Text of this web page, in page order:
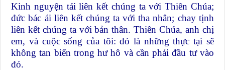
Kinh nguyện tái liên kết chúng ta với Thiên Chúa;
đức bác ái liên kết chúng ta với tha nhân; chay tịnh
liên kết chúng ta với bản thân. Thiên Chúa, anh chị
em, và cuộc sống của tôi: đó là những thực tại sẽ
không tan biến trong hư hô và cần phải đầu tư vào
đó.